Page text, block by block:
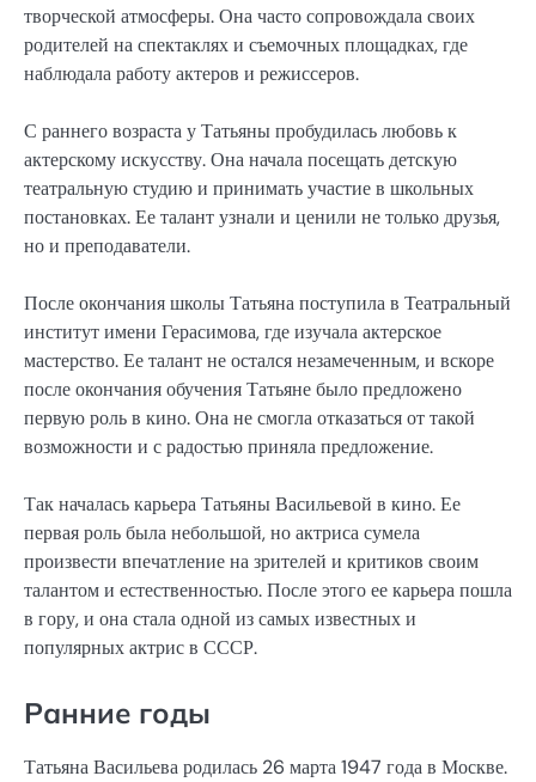
творческой атмосферы. Она часто сопровождала своих
родителей на спектаклях и съемочных площадках, где
наблюдала работу актеров и режиссеров.
С раннего возраста у Татьяны пробудилась любовь к
актерскому искусству. Она начала посещать детскую
театральную студию и принимать участие в школьных
постановках. Ее талант узнали и ценили не только друзья,
но и преподаватели.
После окончания школы Татьяна поступила в Театральный
институт имени Герасимова, где изучала актерское
мастерство. Ее талант не остался незамеченным, и вскоре
после окончания обучения Татьяне было предложено
первую роль в кино. Она не смогла отказаться от такой
возможности и с радостью приняла предложение.
Так началась карьера Татьяны Васильевой в кино. Ее
первая роль была небольшой, но актриса сумела
произвести впечатление на зрителей и критиков своим
талантом и естественностью. После этого ее карьера пошла
в гору, и она стала одной из самых известных и
популярных актрис в СССР.
Ранние годы
Татьяна Васильева родилась 26 марта 1947 года в Москве.